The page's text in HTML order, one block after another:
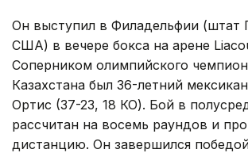
Он выступил в Филадельфии (штат
США) в вечере бокса на арене
Соперником олимпийского
Казахстана был 36-летний
Ортис (37-23, 18 КО). Бой в
рассчитан на восемь раундов и
дистанцию. Он завершился